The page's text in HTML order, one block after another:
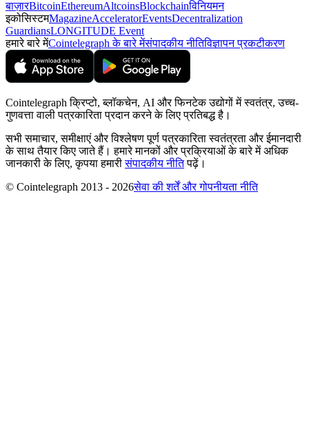
बाज़ारBitcoinEthereumAltcoinsBlockchainविनियमन
इकोसिस्टमMagazineAcceleratorEventsDecentralization
GuardiansLONGITUDE Event
हमारे बारे मेंCointelegraph के बारे मेंसंपादकीय नीतिविज्ञापन प्रकटीकरण
Cointelegraph क्रिप्टो, ब्लॉकचेन, AI और फिनटेक उद्योगों में स्वतंत्र, उच्च-
गुणवत्ता वाली पत्रकारिता प्रदान करने के लिए प्रतिबद्ध है।
सभी समाचार, समीक्षाएं और विश्लेषण पूर्ण पत्रकारिता स्वतंत्रता और ईमानदारी
के साथ तैयार किए जाते हैं। हमारे मानकों और प्रक्रियाओं के बारे में अधिक
जानकारी के लिए, कृपया हमारीसंपादकीय नीतिपढ़ें।
© Cointelegraph 2013 - 2026सेवा की शर्तें और गोपनीयता नीति